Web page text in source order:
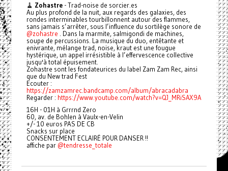
🧹 Zohastre- Trad-noise de sorcier.es
Au plus profond de la nuit, aux regards des galaxies, des
rondes interminables tourbillonnent autour des flammes,
sans jamais s’arrêter, sous l’influence du sortilège sonore de
@zohastre . Dans la marmite, salmigondi de machines,
soupe de percussions. La musique du duo, entêtante et
enivrante, mélange trad, noise, kraut est une fougue
hystérique, un appel irrésistible à l’effervescence collective
jusqu'à total épuisement.
Zohastre sont les fondateurices du label Zam Zam Rec, ainsi
que du New trad Fest
Ecouter :
https://zamzamrec.bandcamp.com/album/abracadabra
Regarder : https://www.youtube.com/watch?v=QJ_MRiSAX9A
16H - 01H à Grrrnd Zero
60, av. de Bohlen à Vaulx-en-Velin
+/- 10 euros PAS DE CB
Snacks sur place
CONSENTEMENT ECLAIRÉ POUR DANSER !!
affiche par @tendresse_totale